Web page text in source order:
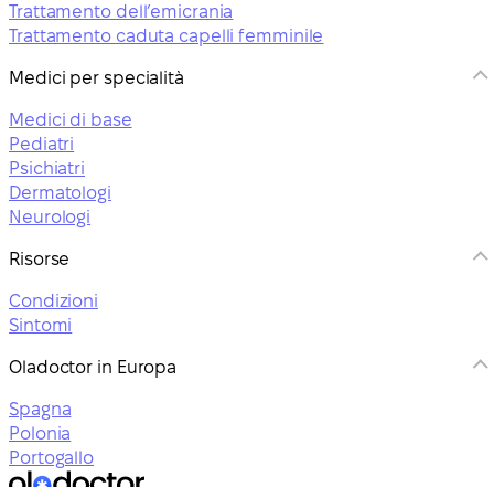
Trattamento dell’emicrania
Trattamento caduta capelli femminile
Medici per specialità
Medici di base
Pediatri
Psichiatri
Dermatologi
Neurologi
Risorse
Condizioni
Sintomi
Oladoctor in Europa
Spagna
Polonia
Portogallo